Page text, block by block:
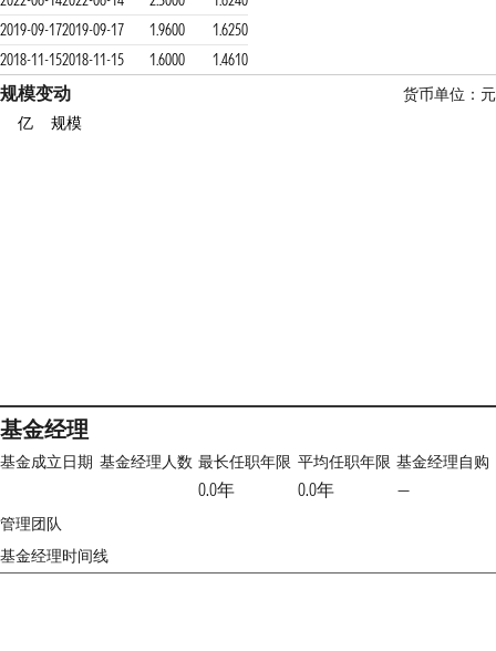
2019-09-172019-09-17 1.9600
1.6250
2018-11-152018-11-15 1.6000 1.4610
规模变动
货币单位：元
亿
规模
基金经理
基金成立日期 基金经理人数 最长任职年限
0.0年
平均任职年限
0.0年
基金经理自购
—
管理团队
基金经理时间线